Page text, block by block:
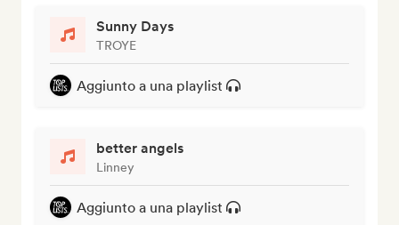
Sunny Days
TROYE
Aggiunto a una playlist
better angels
Linney
Aggiunto a una playlist